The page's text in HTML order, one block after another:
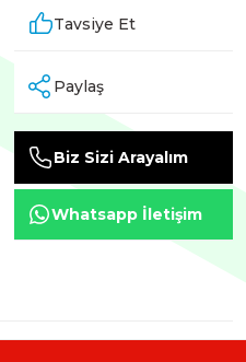
Tavsiye Et
Paylaş
Biz Sizi Arayalım
Whatsapp İletişim